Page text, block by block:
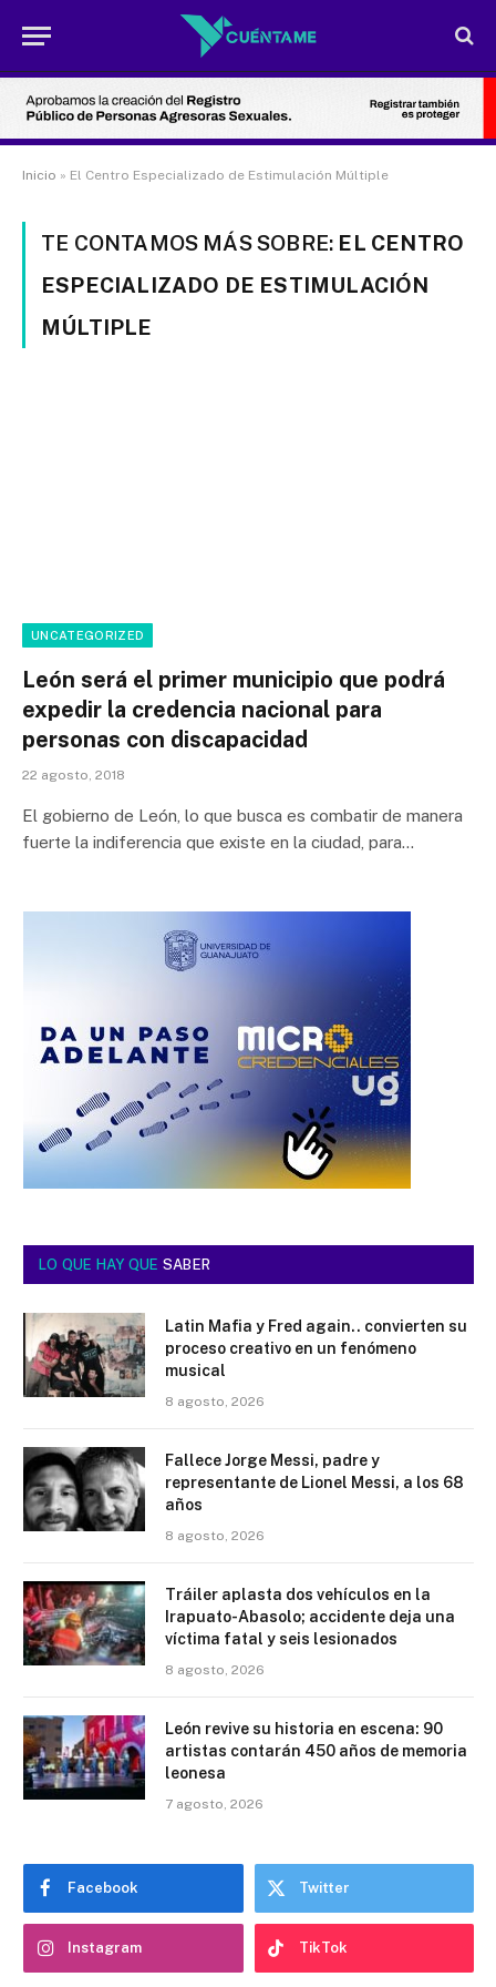
Inicio » El Centro Especializado de Estimulación Múltiple
TE CONTAMOS MÁS SOBRE: EL CENTRO
ESPECIALIZADO DE ESTIMULACIÓN
MÚLTIPLE
UNCATEGORIZED
León será el primer municipio que podrá
expedir la credencia nacional para
personas con discapacidad
22 agosto, 2018
El gobierno de León, lo que busca es combatir de manera
fuerte la indiferencia que existe en la ciudad, para…
LO QUE HAY QUE SABER
Latin Mafia y Fred again.. convierten su
proceso creativo en un fenómeno
musical
8 agosto, 2026
Fallece Jorge Messi, padre y
representante de Lionel Messi, a los 68
años
8 agosto, 2026
Tráiler aplasta dos vehículos en la
Irapuato-Abasolo; accidente deja una
víctima fatal y seis lesionados
8 agosto, 2026
León revive su historia en escena: 90
artistas contarán 450 años de memoria
leonesa
7 agosto, 2026
Facebook Twitter
Instagram TikTok